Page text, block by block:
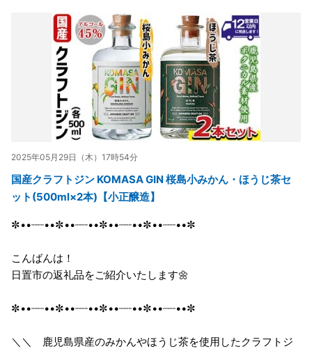
2025年05月29日（木）17時54分
国産クラフトジン KOMASA GIN 桜島小みかん・ほうじ茶セ
ット(500ml×2本)【小正醸造】
✼••┈┈••✼••┈┈••✼••┈┈••✼••┈┈••✼
こんばんは！
日置市の返礼品をご紹介いたします🌼
✼••┈┈••✼••┈┈••✼••┈┈••✼••┈┈••✼
＼＼ 鹿児島県産のみかんやほうじ茶を使用したクラフトジ